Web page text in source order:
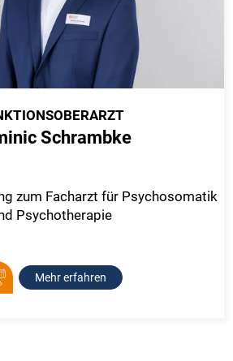
Schrambke
zum Facharzt für Psychosomatik
Psychotherapie
Mehr erfahren